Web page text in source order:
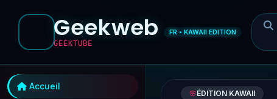
Geekweb
GEEKTUBE
FR • KAWAII EDITION
Accueil
🌸ÉDITION KAWAII